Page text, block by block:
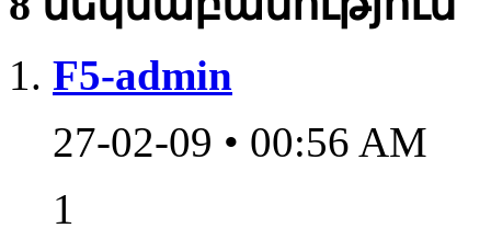
F5-admin
27-02-09 • 00:56 AM
1